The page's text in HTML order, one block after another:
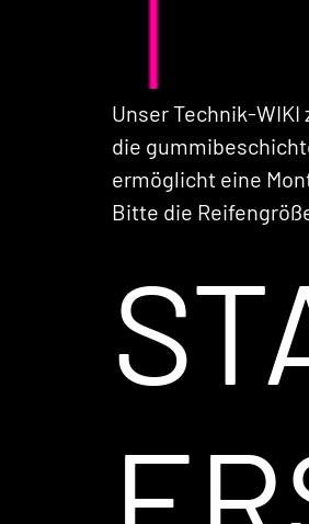
Unser Technik-
die
ermöglicht eine
Bitte die